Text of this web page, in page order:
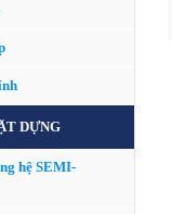
DỰNG
hệ SEMI-